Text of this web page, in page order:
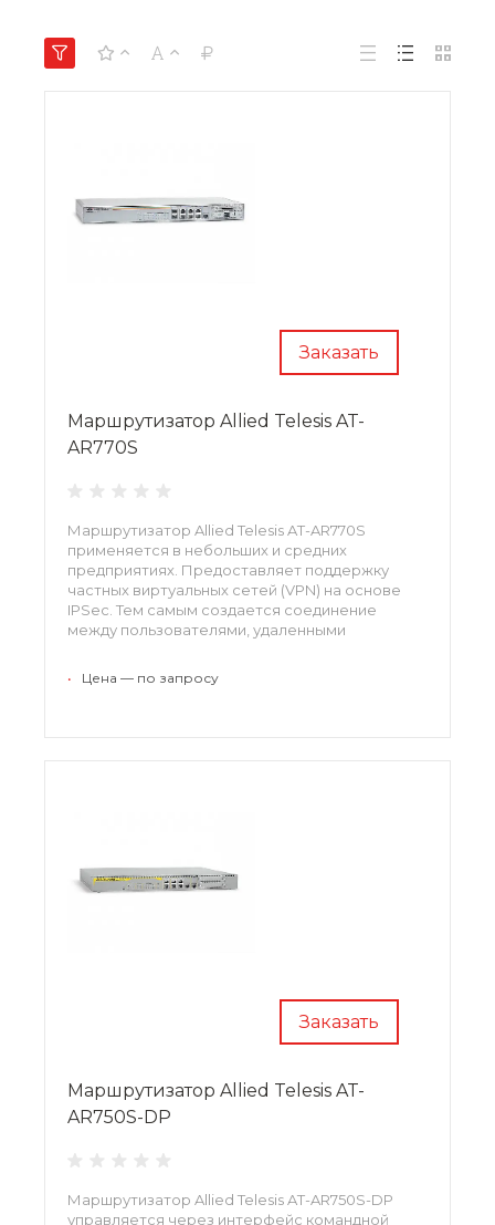
Заказать
Маршрутизатор Allied Telesis AT-
AR770S
Маршрутизатор Allied Telesis AT-AR770S
применяется в небольших и средних
предприятиях. Предоставляет поддержку
частных виртуальных сетей (VPN) на основе
IPSec. Тем самым создается соединение
между пользователями, удаленными
• Цена — по запросу
Заказать
Маршрутизатор Allied Telesis AT-
AR750S-DP
Маршрутизатор Allied Telesis AT-AR750S-DP
управляется через интерфейс командной